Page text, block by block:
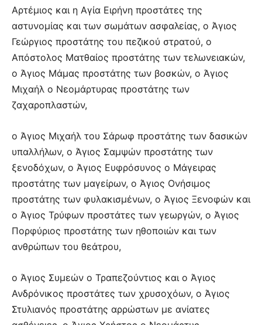
Αρτέμιος και η Αγία Ειρήνη προστάτες της
αστυνομίας και των σωμάτων ασφαλείας, ο Άγιος
Γεώργιος προστάτης του πεζικού στρατού, ο
Απόστολος Ματθαίος προστάτης των τελωνειακών,
ο Άγιος Μάμας προστάτης των βοσκών, ο Άγιος
Μιχαήλ ο Νεομάρτυρας προστάτης των
ζαχαροπλαστών,
ο Άγιος Μιχαήλ του Σάρωφ προστάτης των δασικών
υπαλλήλων, ο Άγιος Σαμψών προστάτης των
ξενοδόχων, ο Άγιος Ευφρόσυνος ο Μάγειρας
προστάτης των μαγείρων, ο Άγιος Ονήσιμος
προστάτης των φυλακισμένων, ο Άγιος Ξενοφών και
ο Άγιος Τρύφων προστάτες των γεωργών, ο Άγιος
Πορφύριος προστάτης των ηθοποιών και των
ανθρώπων του θεάτρου,
ο Άγιος Συμεών ο Τραπεζούντιος και ο Άγιος
Ανδρόνικος προστάτες των χρυσοχόων, ο Άγιος
Στυλιανός προστάτης αρρώστων με ανίατες